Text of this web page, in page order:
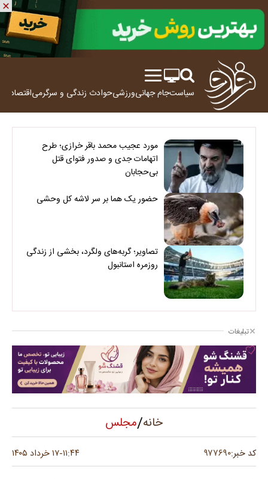
سیاستجام جهانیورزشیحوادث زندگی و سرگرمیاقتصاد
مورد عجیب محمد باقر خرازی؛ طرح
اتهامات جدی و صدور فتوای قتل
بی‌حجابان
حضور یک هما بر سر لاشه‌ کل وحشی
تصاویر؛ گربه‌های ولگرد، بخشی از زندگی
روزمره استانبول
تبلیغات
خانه/مجلس
کد خبر:۹۷۷۶۹۰ ۱۱:۴۴-۱۷ خرداد ۱۴۰۵